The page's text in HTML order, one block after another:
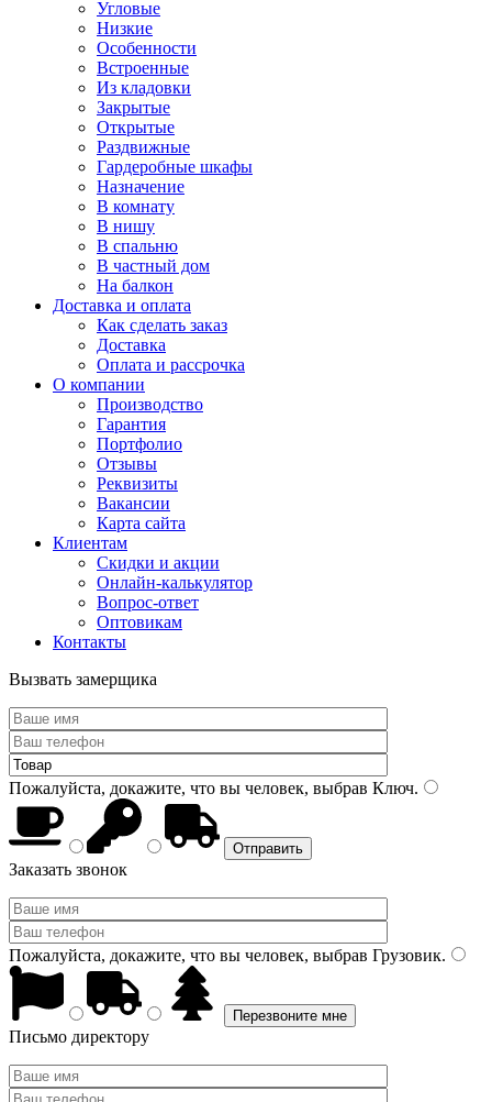
Угловые
Низкие
Особенности
Встроенные
Из кладовки
Закрытые
Открытые
Раздвижные
Гардеробные шкафы
Назначение
В комнату
В нишу
В спальню
В частный дом
На балкон
Доставка и оплата
Как сделать заказ
Доставка
Оплата и рассрочка
О компании
Производство
Гарантия
Портфолио
Отзывы
Реквизиты
Вакансии
Карта сайта
Клиентам
Скидки и акции
Онлайн-калькулятор
Вопрос-ответ
Оптовикам
Контакты
Вызвать замерщика
Пожалуйста, докажите, что вы человек, выбрав Ключ.
Заказать звонок
Пожалуйста, докажите, что вы человек, выбрав Грузовик.
Письмо директору